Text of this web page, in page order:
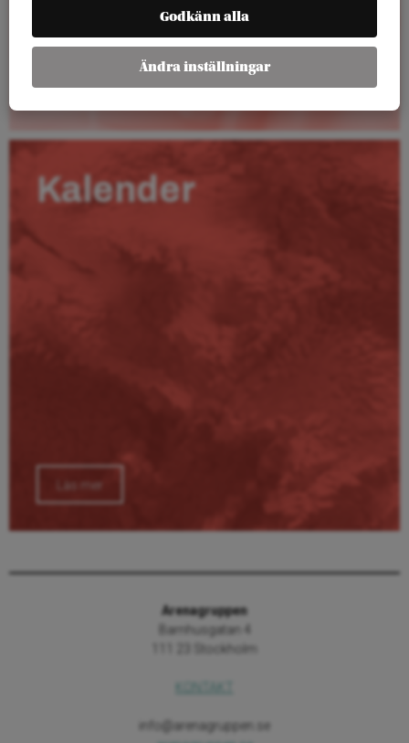
Läs mer
Kalender
Läs mer
Arenagruppen
Barnhusgatan 4
111 23 Stockholm
info@arenagruppen.se
Godkänn alla
Ändra inställningar